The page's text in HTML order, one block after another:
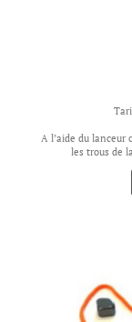
A l’aide du
les trous de